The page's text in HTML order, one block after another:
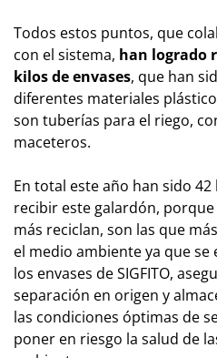
Todos estos puntos, que
con el sistema, han logrado
kilos de envases, que han
diferentes materiales
son tuberías para el riego,
maceteros.
En total este año han sido
recibir este galardón,
más reciclan, son las que
el medio ambiente ya que
los envases de SIGFITO,
separación en origen y
las condiciones óptimas de
poner en riesgo la salud de